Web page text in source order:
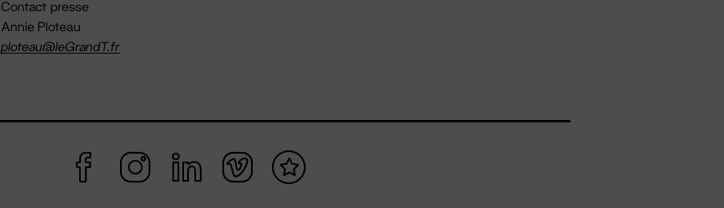
Contact presse
Annie Ploteau
ploteau@leGrandT.fr